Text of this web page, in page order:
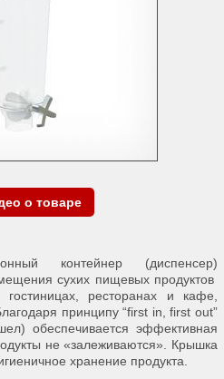
о товаре
контейнер (диспенсер)
сухих пищевых продуктов
ресторанах и кафе,
принципу “first in, first out”
обеспечивается эффективная
не «залеживаются». Крышка
хранение продукта.